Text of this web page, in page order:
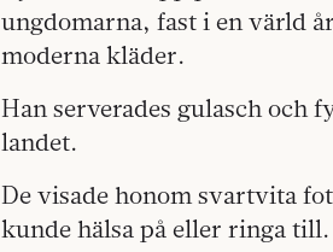
ungdomarna, fast i en värld
moderna kläder.
Han serverades gulasch och
landet.
De visade honom svartvita
kunde hälsa på eller ringa till.